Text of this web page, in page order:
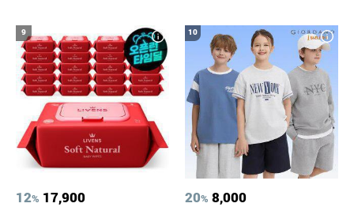
9
12% 17,900
10
20% 8,000